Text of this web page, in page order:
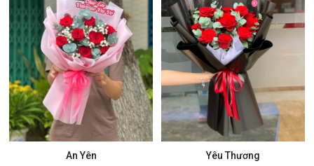
An Yên
Mua ngay
Yêu Thương
Mua ngay